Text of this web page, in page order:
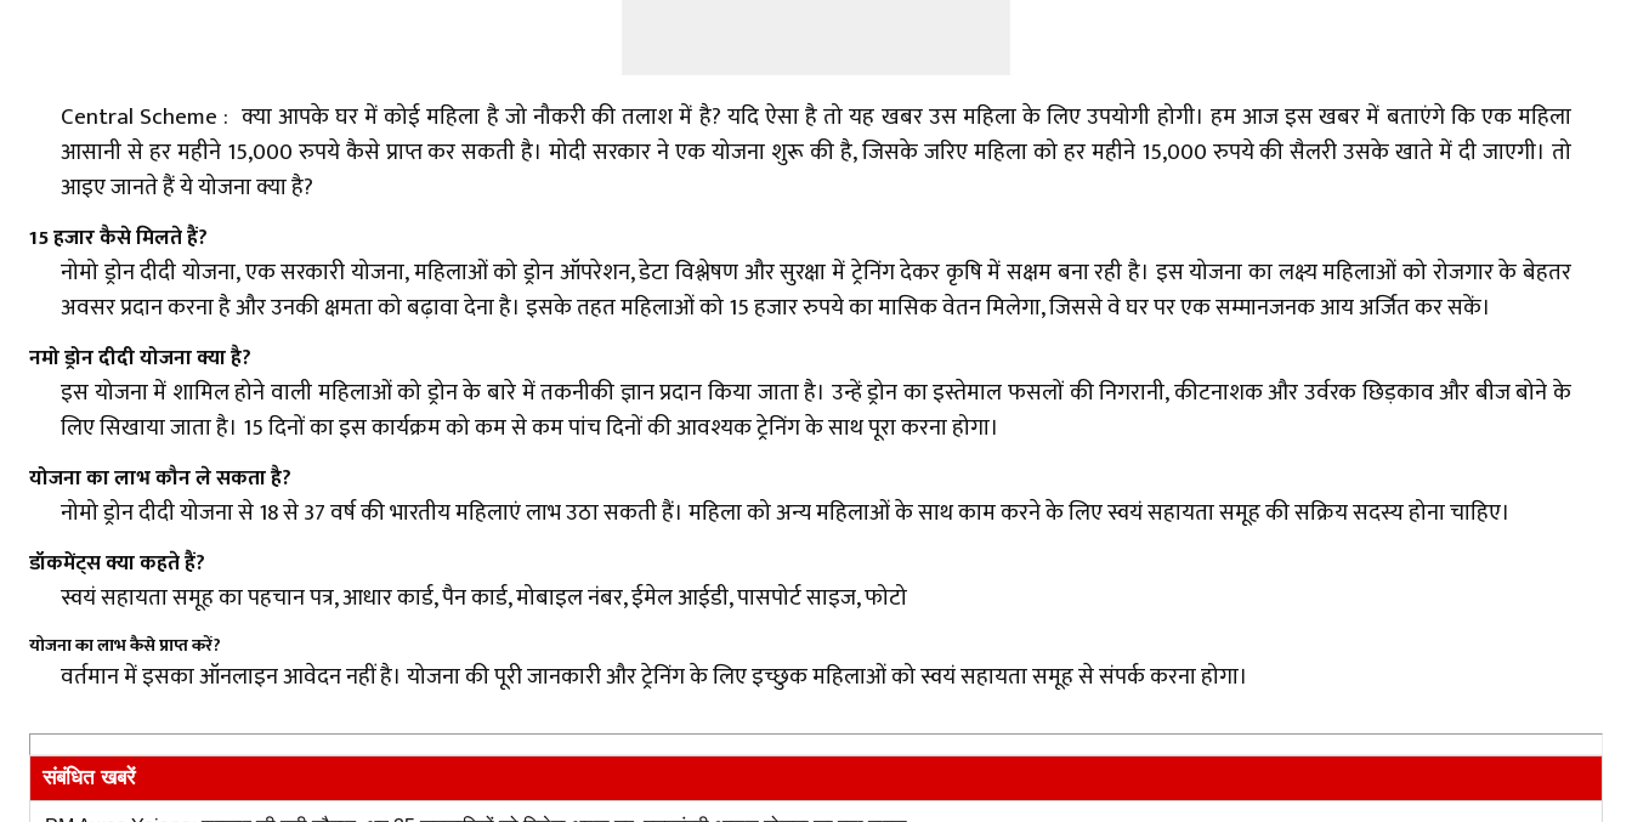
Central Scheme : क्या आपके घर में कोई महिला है जो नौकरी की तलाश में है? यदि ऐसा है तो यह खबर उस महिला के लिए उपयोगी होगी। हम आज इस खबर में बताएंगे कि एक महिला
आसानी से हर महीने 15,000 रुपये कैसे प्राप्त कर सकती है। मोदी सरकार ने एक योजना शुरू की है, जिसके जरिए महिला को हर महीने 15,000 रुपये की सैलरी उसके खाते में दी जाएगी। तो
आइए जानते हैं ये योजना क्या है?
15 हजार कैसे मिलते हैं?
नोमो ड्रोन दीदी योजना, एक सरकारी योजना, महिलाओं को ड्रोन ऑपरेशन, डेटा विश्लेषण और सुरक्षा में ट्रेनिंग देकर कृषि में सक्षम बना रही है। इस योजना का लक्ष्य महिलाओं को रोजगार के बेहतर
अवसर प्रदान करना है और उनकी क्षमता को बढ़ावा देना है। इसके तहत महिलाओं को 15 हजार रुपये का मासिक वेतन मिलेगा, जिससे वे घर पर एक सम्मानजनक आय अर्जित कर सकें।
नमो ड्रोन दीदी योजना क्या है?
इस योजना में शामिल होने वाली महिलाओं को ड्रोन के बारे में तकनीकी ज्ञान प्रदान किया जाता है। उन्हें ड्रोन का इस्तेमाल फसलों की निगरानी, कीटनाशक और उर्वरक छिड़काव और बीज बोने के
लिए सिखाया जाता है। 15 दिनों का इस कार्यक्रम को कम से कम पांच दिनों की आवश्यक ट्रेनिंग के साथ पूरा करना होगा।
योजना का लाभ कौन ले सकता है?
नोमो ड्रोन दीदी योजना से 18 से 37 वर्ष की भारतीय महिलाएं लाभ उठा सकती हैं। महिला को अन्य महिलाओं के साथ काम करने के लिए स्वयं सहायता समूह की सक्रिय सदस्य होना चाहिए।
डॉकमेंट्स क्या कहते हैं?
स्वयं सहायता समूह का पहचान पत्र, आधार कार्ड, पैन कार्ड, मोबाइल नंबर, ईमेल आईडी, पासपोर्ट साइज, फोटो
योजना का लाभ कैसे प्राप्त करें?
वर्तमान में इसका ऑनलाइन आवेदन नहीं है। योजना की पूरी जानकारी और ट्रेनिंग के लिए इच्छुक महिलाओं को स्वयं सहायता समूह से संपर्क करना होगा।
संबंधित खबरें